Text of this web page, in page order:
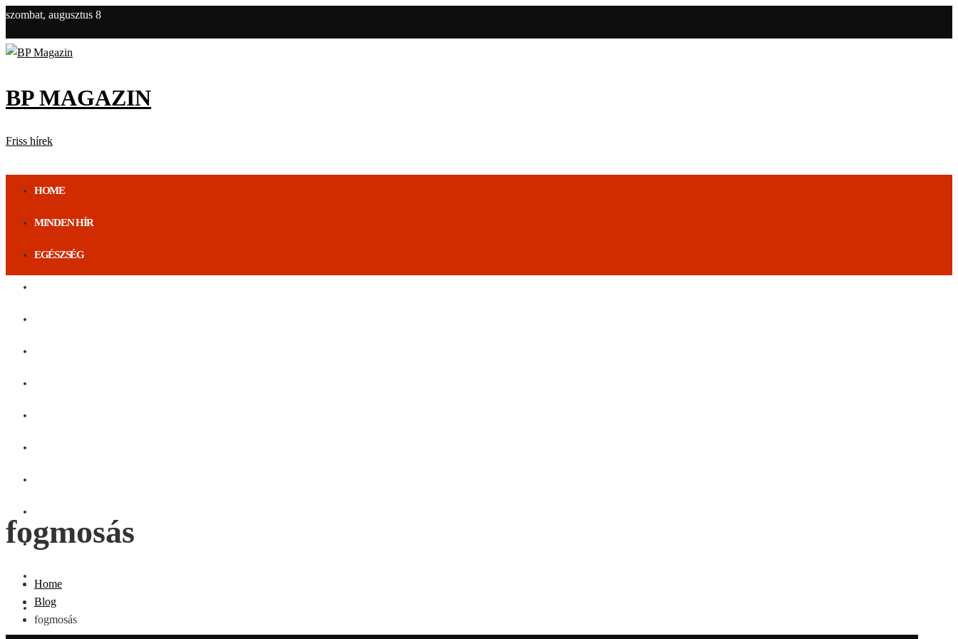
szombat, augusztus 8
BP MAGAZIN
Friss hírek
HOME
MINDEN HÍR
EGÉSZSÉG
OTTHON
ZÖLD
fogmosás
Home
Blog
fogmosás